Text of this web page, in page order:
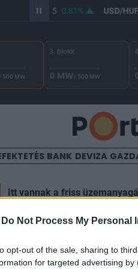
Do Not Process My Personal
opt-out of the sale, sharing to
for targeted advertising
364,65 0,81% USD/HUF
/ 500 MW
3. blokk
0 MW/ 500 MW
BANK DEVIZA
Itt vannak a friss